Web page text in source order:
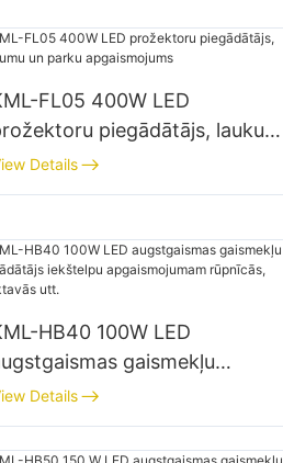
FL05 400W LED
piegādātājs, laukumu
parku apgaismojums
Details
HB40 100W LED
gaismekļu
iekštelpu
rūpnīcās,
utt.
Details